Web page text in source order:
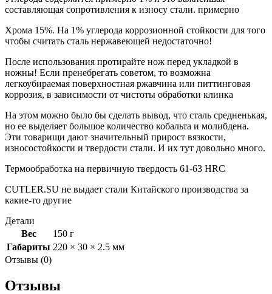
составляющая сопротивления к износу стали. примерно
Хрома 15%. На 1% углерода коррозионной стойкости для того
чтобы считать сталь нержавеющей недостаточно!
После использования протирайте нож перед укладкой в
ножны! Если пренебрегать советом, то возможна
легкоубираемая поверхностная ржавчина или питтинговая
коррозия, в зависимости от чистоты обработки клинка
На этом можно было бы сделать вывод, что сталь средненькая,
но ее выделяет большое количество кобальта и молибдена.
Эти товарищи дают значительный прирост вязкости,
износостойкости и твердости стали. И их тут довольно много.
Термообработка на первичную твердость 61-63 HRC
CUTLER.SU не выдает стали Китайского производства за
какие-то другие
Детали
Вес
150 г
Габариты 220 × 30 × 2.5 мм
Отзывы (0)
Отзывы